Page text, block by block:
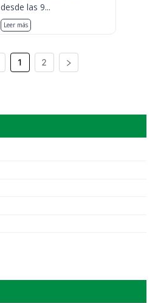
desde las 9...
Leer más
1 2